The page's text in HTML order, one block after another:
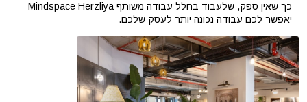
כך שאין ספק, שלעבוד בחלל עבודה משותף Mindspace Herzliya
יאפשר לכם עבודה נכונה יותר לעסק שלכם.